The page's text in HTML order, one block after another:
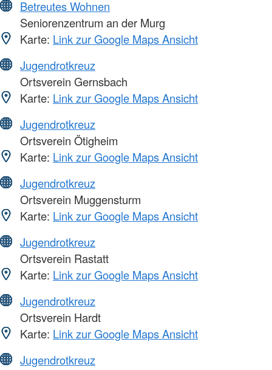
Betreutes Wohnen
Seniorenzentrum an der Murg
Karte: Link zur Google Maps Ansicht
Jugendrotkreuz
Ortsverein Gernsbach
Karte: Link zur Google Maps Ansicht
Jugendrotkreuz
Ortsverein Ötigheim
Karte: Link zur Google Maps Ansicht
Jugendrotkreuz
Ortsverein Muggensturm
Karte: Link zur Google Maps Ansicht
Jugendrotkreuz
Ortsverein Rastatt
Karte: Link zur Google Maps Ansicht
Jugendrotkreuz
Ortsverein Hardt
Karte: Link zur Google Maps Ansicht
Jugendrotkreuz